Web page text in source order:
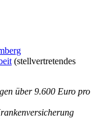
(stellvertretendes
über 9.600 Euro pro